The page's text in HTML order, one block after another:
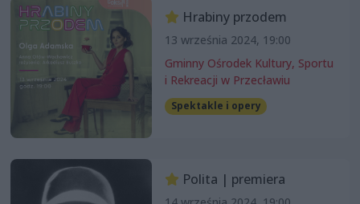
Hrabiny przodem
13 września 2024, 19:00
Gminny Ośrodek Kultury, Sportu
i Rekreacji w Przecławiu
Spektakle i opery
Polita | premiera